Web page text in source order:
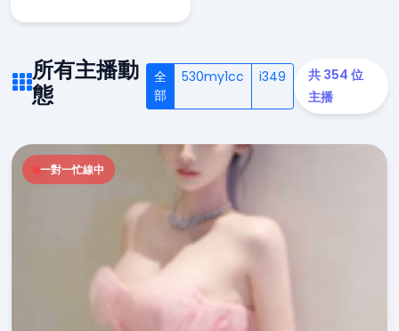
所有主播動
態
全
部
530my1cc i349
共 354 位
主播
一對一忙線中